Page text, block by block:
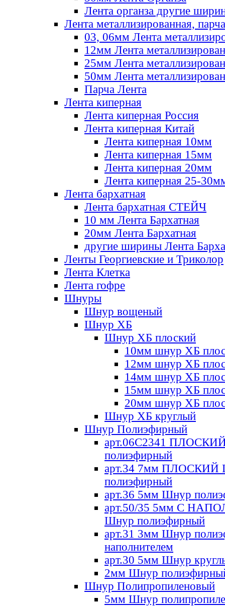
Лента органза другие
Лента металлизированная, парча
03, 06мм Лента
12мм Лента
25мм Лента
50мм Лента
Парча Лента
Лента киперная
Лента киперная Россия
Лента киперная Китай
Лента киперная 10мм
Лента киперная 15мм
Лента киперная 20мм
Лента киперная 25-
Лента бархатная
Лента бархатная СТЕЙЧ
10 мм Лента Бархатная
20мм Лента Бархатная
другие ширины Лента
Ленты Георгиевские и Триколор
Лента Клетка
Лента гофре
Шнуры
Шнур вощеный
Шнур ХБ
Шнур ХБ плоский
10мм шнур ХБ
12мм шнур ХБ
14мм шнур ХБ
15мм шнур ХБ
20мм шнур ХБ
Шнур ХБ круглый
Шнур Полиэфирный
арт.06С2341
полиэфирный
арт.34 7мм ПЛОСКИЙ
полиэфирный
арт.36 5мм Шнур
арт.50/35 5мм С
Шнур полиэфирный
арт.31 3мм Шнур
наполнителем
арт.30 5мм Шнур
2мм Шнур
Шнур Полипропиленовый
5мм Шнур